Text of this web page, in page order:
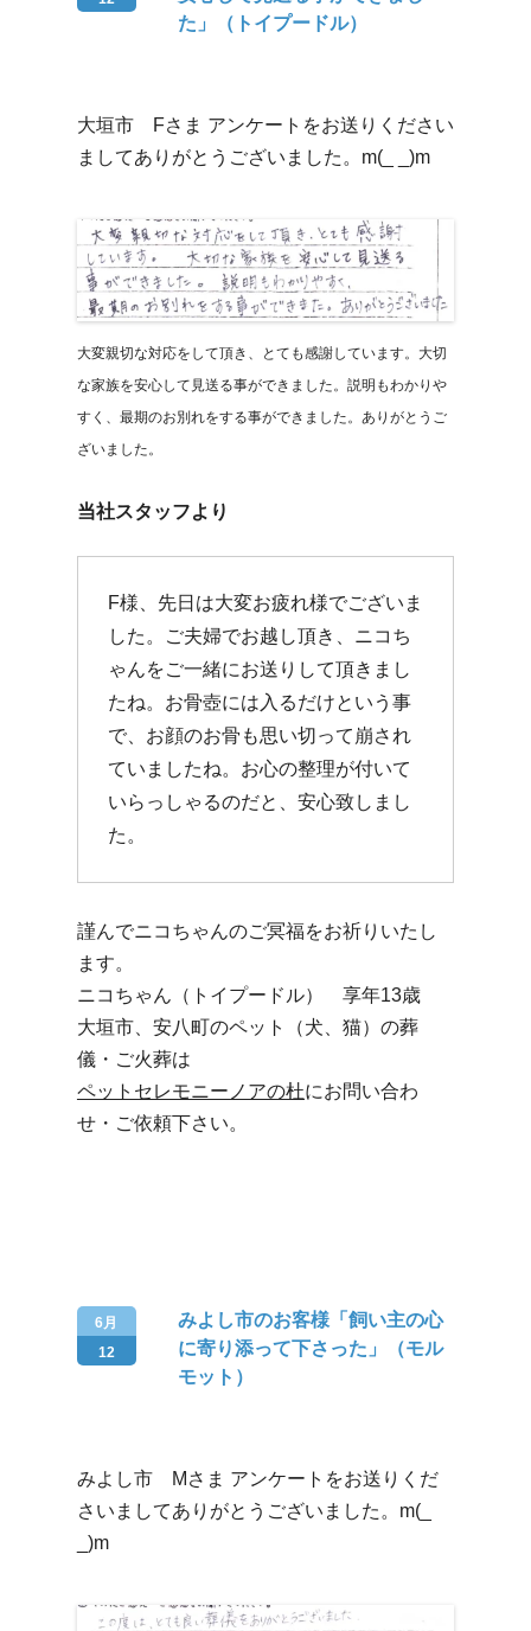
た」（トイプードル）
大垣市 Fさま アンケートをお送りください
ましてありがとうございました。m(_ _)m
大変親切な対応をして頂き、とても感謝しています。大切
な家族を安心して見送る事ができました。説明もわかりや
すく、最期のお別れをする事ができました。ありがとうご
ざいました。
当社スタッフより
F様、先日は大変お疲れ様でございま
した。ご夫婦でお越し頂き、ニコち
ゃんをご一緒にお送りして頂きまし
たね。お骨壺には入るだけという事
で、お顔のお骨も思い切って崩され
ていましたね。お心の整理が付いて
いらっしゃるのだと、安心致しまし
た。
謹んでニコちゃんのご冥福をお祈りいたし
ます。
ニコちゃん（トイプードル） 享年13歳
大垣市、安八町のペット（犬、猫）の葬
儀・ご火葬は
ペットセレモニーノアの杜にお問い合わ
せ・ご依頼下さい。
6月
12
みよし市のお客様「飼い主の心
に寄り添って下さった」（モル
モット）
みよし市 Mさま アンケートをお送りくだ
さいましてありがとうございました。m(_
_)m